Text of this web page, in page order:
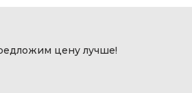
цену лучше!